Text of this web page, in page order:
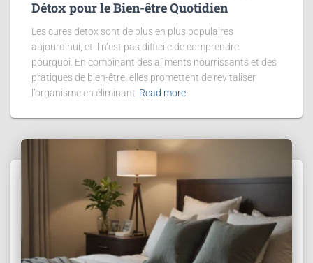
Détox pour le Bien-être Quotidien
Les cures detox sont de plus en plus populaires
aujourd’hui, et il n’est pas difficile de comprendre
pourquoi. En combinant des aliments nourrissants et des
pratiques de bien-être, elles promettent de revitaliser
l’organisme en éliminant Read more